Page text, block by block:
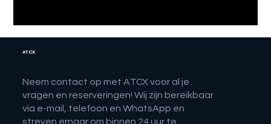
ATCX
Neem contact op met ATCX voor al je
vragen en reserveringen! Wij zijn bereikbaar
via e-mail, telefoon en WhatsApp en
streven ernaar om binnen 24 uur te